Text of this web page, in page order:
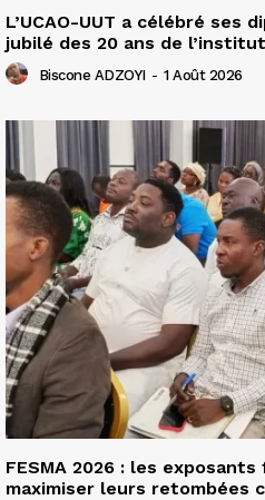
L’UCAO-UUT a célébré ses
jubilé des 20 ans de
Biscone ADZOYI - 1 Août 2026
FESMA 2026 : les
maximiser leurs retombées